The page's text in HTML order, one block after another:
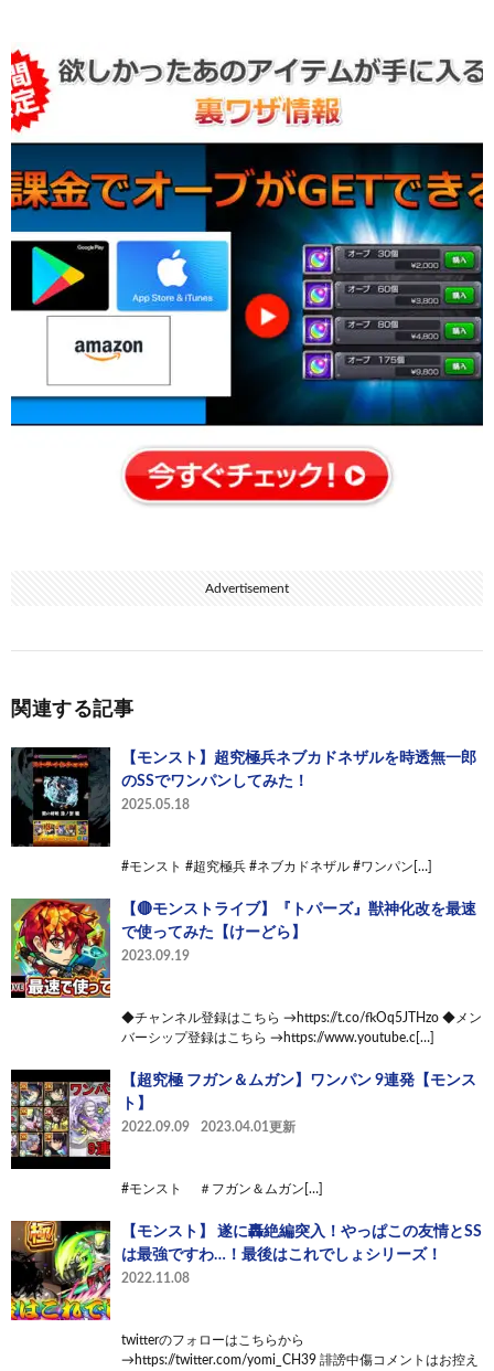
Advertisement
関連する記事
【モンスト】超究極兵ネブカドネザルを時透無一郎
のSSでワンパンしてみた！
2025.05.18
#モンスト #超究極兵 #ネブカドネザル #ワンパン[…]
【🔴モンストライブ】『トパーズ』獣神化改を最速
で使ってみた【けーどら】
2023.09.19
◆チャンネル登録はこちら →https://t.co/fkOq5JTHzo ◆メン
バーシップ登録はこちら →https://www.youtube.c[…]
【超究極 フガン＆ムガン】ワンパン 9連発【モンス
ト】
2022.09.09 2023.04.01更新
#モンスト ＃フガン＆ムガン[…]
【モンスト】 遂に轟絶編突入！やっぱこの友情とSS
は最強ですわ…！最後はこれでしょシリーズ！
2022.11.08
twitterのフォローはこちらから
→https://twitter.com/yomi_CH39 誹謗中傷コメントはお控え